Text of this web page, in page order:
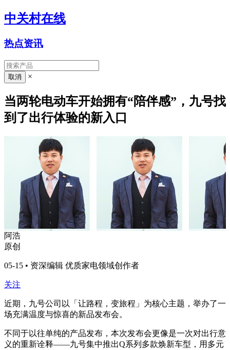
中关村在线
热点资讯
×
当两轮电动车开始拥有“陪伴感”，九号找
到了出行体验的新入口
阿浩
原创
05-15 • 资深编辑 优质家电领域创作者
关注
近期，九号公司以「让路程，变旅程」为核心主题，举办了一
场充满温度与惊喜的新品发布会。
不同于以往单纯的产品发布，本次发布会更像是一次对出行意
义的重新诠释——九号集中推出Q系列多款焕新车型，用多元